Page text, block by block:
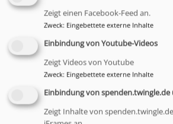
ZUSATZPROGRAMM
Sonntag, 12.7.26, 11.00 Uhr
Bayerischer Frühschoppen im
Schliersee
Zeigt einen Facebook-Feed an.
Zweck: Eingebettete externe Inhalte
Einbindung von Youtube-Videos
Zeigt Videos von Youtube
Zweck: Eingebettete externe Inhalte
Einbindung von spenden.twingle.de
Zeigt Inhalte von